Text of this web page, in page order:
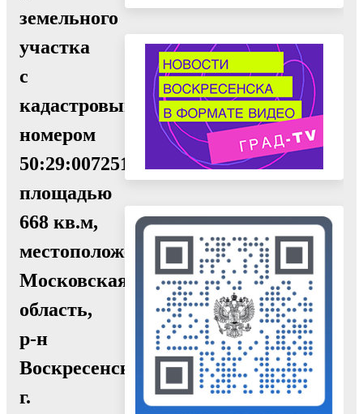
земельного
участка
с
кадастровым
номером
50:29:0072510:414,
площадью
668 кв.м,
местоположение:
Московская
область,
р-н
Воскресенск,
г.